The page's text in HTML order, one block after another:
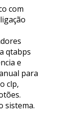
com
qtabps
e
para
clp,
sistema.